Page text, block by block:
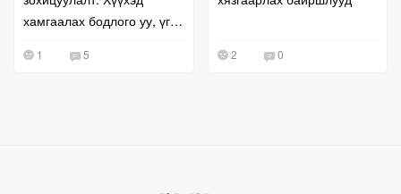
хамгаалах бодлого уу, үг
оролдлого уу?
1 5 2 0